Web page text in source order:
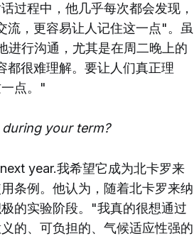
过程中，他几乎每次都会发现，
流，更容易让人记住这一点"。虽
行沟通，尤其是在周二晚上的
都很难理解。要让人们真正理
点。"
your term?
year.我希望它成为北卡罗来
条例。他认为，随着北卡罗来纳
的实验阶段。"我真的很想通过
的、可负担的、气候适应性强的